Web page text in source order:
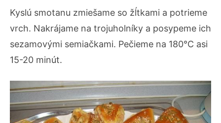
Kyslú smotanu zmiešame so žĺtkami a potrieme
vrch. Nakrájame na trojuholníky a posypeme ich
sezamovými semiačkami. Pečieme na 180°C asi
15-20 minút.